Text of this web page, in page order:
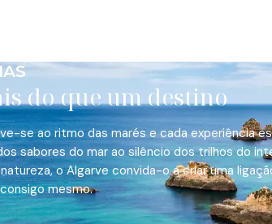
do que um destino
se ao ritmo das marés e cada experiência
sabores do mar ao silêncio dos trilhos do
o Algarve convida-o a criar uma
mesmo.